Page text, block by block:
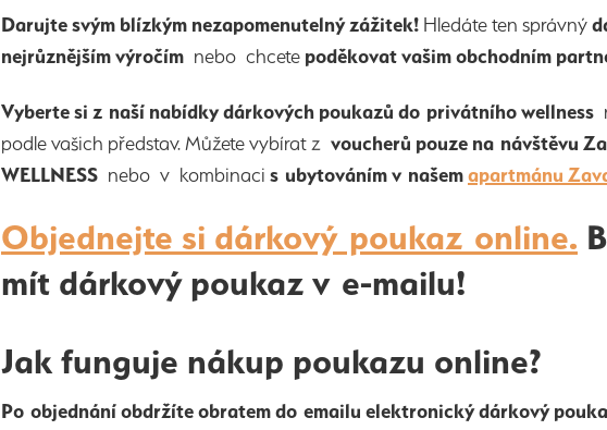
Darujte svým blízkým nezapomenutelný zážitek! Hledáte ten správný
nejrůznějším výročím nebo chcete poděkovat vašim obchodním
Vyberte si z naší nabídky dárkových poukazů do privátního wellness
podle vašich představ. Můžete vybírat z voucherů pouze na návštěvu
WELLNESS nebo v kombinaci s ubytováním v našemapartmánu
Objednejte si dárkový poukaz online.
mít dárkový poukaz v e-mailu!
Jak funguje nákup poukazu online?
Po objednání obdržíte obratem do emailu elektronický dárkový